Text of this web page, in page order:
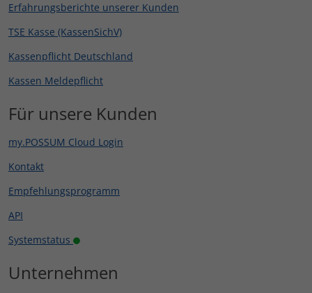
Erfahrungsberichte unserer Kunden
TSE Kasse (KassenSichV)
Kassenpflicht Deutschland
Kassen Meldepflicht
Für unsere Kunden
my.POSSUM Cloud Login
Kontakt
Empfehlungsprogramm
API
Systemstatus
Unternehmen